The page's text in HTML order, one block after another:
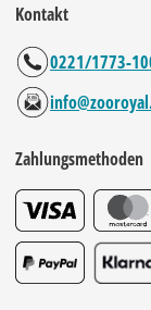
Kontakt
0221/1773-
Zahlungsmethoden